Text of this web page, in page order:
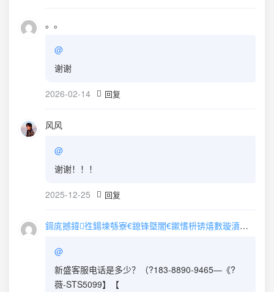
。。
@
谢谢
2026-02-14 回复
风风
@
谢谢！！！
2025-12-25 回复
鍗庣撼鍏徃鍚堜綔寮€鎴锋墍闇€鏉愭枡锛熺數璇濆彿鐮?5587291507 寰俊STS5099
@
新盛客服电话是多少？（?183-8890-9465—《?
薇-STS5099】【